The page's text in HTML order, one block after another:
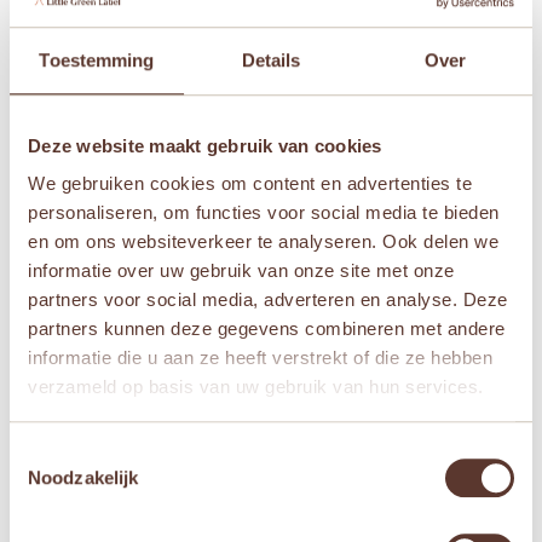
Toestemming Details Over
Deze website maakt gebruik van cookies
We gebruiken cookies om content en advertenties te
personaliseren, om functies voor social media te bieden
en om ons websiteverkeer te analyseren. Ook delen we
informatie over uw gebruik van onze site met onze
partners voor social media, adverteren en analyse. Deze
partners kunnen deze gegevens combineren met andere
informatie die u aan ze heeft verstrekt of die ze hebben
verzameld op basis van uw gebruik van hun services.
Noodzakelijk
waardoor kinderen eindeloze mogelijkheden
hebben om unieke Bluey personage te
Toegang tot de Hey Clay-app met BLUEY
tutorials
Aanvullende informatie
Leeftijden
Vanaf 12 jaar,Vanaf 3 jaar,Vanaf 4 jaar,Vanaf
Vanaf 8 jaar